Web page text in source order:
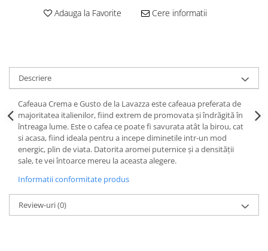
Adauga la Favorite Cere informatii
Descriere
Cafeaua Crema e Gusto de la Lavazza este cafeaua preferata de
majoritatea italienilor, fiind extrem de promovata și îndrăgită în
întreaga lume. Este o cafea ce poate fi savurata atât la birou, cat
si acasa, fiind ideala pentru a incepe diminetile intr-un mod
energic, plin de viata. Datorita aromei puternice și a densității
sale, te vei întoarce mereu la aceasta alegere.
Informatii conformitate produs
Review-uri(0)